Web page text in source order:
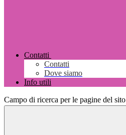
Contatti
Contatti
Dove siamo
Info utili
Campo di ricerca per le pagine del sito